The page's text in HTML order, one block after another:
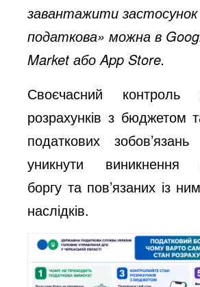
завантажити
податкова» можна в
MarketабоApp Store.
Своєчасний
розрахунків з бюджетом
податкових
уникнути виникнення
боргу та пов’язаних із
наслідків.